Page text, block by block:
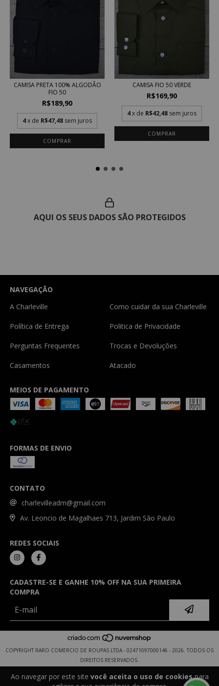
Ao navegar por este site você aceita o uso de cookiespara
CAMISA PRETA 100% ALGODÃO
FIO 50
R$189,90
4x de R$47,48 sem juros
COMPRAR
CAMISA FIO 50 VERDE
R$169,90
4x de R$42,48 sem juros
COMPRAR
AQUI OS SEUS DADOS SÃO PROTEGIDOS
NAVEGAÇÃO
A Charleville
Como cuidar da sua Charleville
Política de Entrega Politica de Privacidade
Perguntas Frequentes Trocas e Devoluções
Casamentos Atacado
MEIOS DE PAGAMENTO
FORMAS DE ENVIO
CONTATO
charlevilleadm@gmail.com
Av. Leoncio de Magalhaes 713, Jardim São Paulo
REDES SOCIAIS
CADASTRE-SE E GANHE 10% OFF NA SUA PRIMEIRA
COMPRA
COPYRIGHT RARO COMERCIO DE ROUPAS LTDA - 02471097000146 - 2026. TODOS OS
DIREITOS RESERVADOS.